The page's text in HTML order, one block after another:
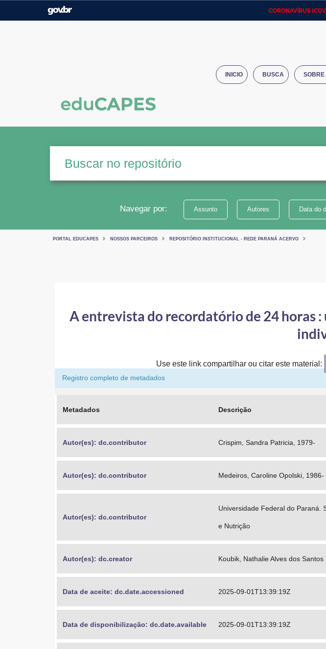
CORONAVÍRUS
Institucional
INICIO BUSCA SOBRE
Navegar por: Assunto Autores Data do
PORTAL EDUCAPES NOSSOS PARCEIROS REPOSITÓRIO INSTITUCIONAL - REDE PARANÁ ACERVO
A entrevista do recordatório de 24 horas
Use este link compartilhar ou citar este material:
Registro completo de metadados
Metadados Descrição
Autor(es): dc.contributor Crispim, Sandra Patricia, 1979-
Autor(es): dc.contributor Medeiros, Caroline Opolski, 1986-
Autor(es): dc.contributor
Universidade Federal do Paraná.
e Nutrição
Autor(es): dc.creator Koubik, Nathalie Alves dos Santos
Data de aceite: dc.date.accessioned 2025-09-01T13:39:19Z
Data de disponibilização: dc.date.available 2025-09-01T13:39:19Z